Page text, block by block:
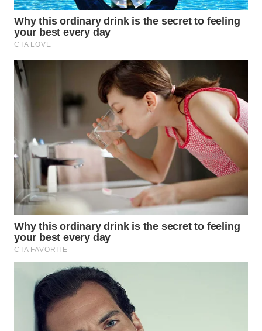
WAHANA
KONSUMEN
WAHANA
TV
WAHANANEWS
ID
WAHANANEWS
CO ID
WAHANANEWS
NET
WAHANA
SPORT